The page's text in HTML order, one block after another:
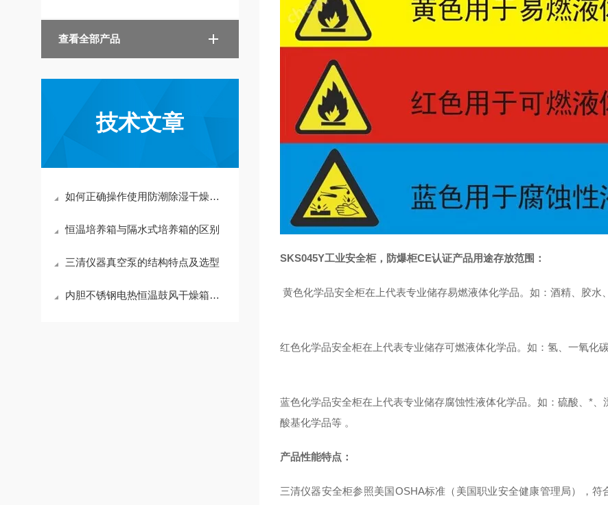
查看全部产品
技术文章
如何正确操作使用防潮除湿干燥柜？
恒温培养箱与隔水式培养箱的区别
三清仪器真空泵的结构特点及选型
内胆不锈钢电热恒温鼓风干燥箱密封保温性能
SKS045Y工业安全柜，防爆柜CE认证产品用途存放范围：
黄色化学品安全柜在上代表专业储存易燃液体化学品。如：酒精、胶水
红色化学品安全柜在上代表专业储存可燃液体化学品。如：氢、一氧化
蓝色化学品安全柜在上代表专业储存腐蚀性液体化学品。如：硫酸、*
酸基化学品等。
产品性能特点：
三清仪器安全柜参照美国OSHA标准（美国职业安全健康管理局），